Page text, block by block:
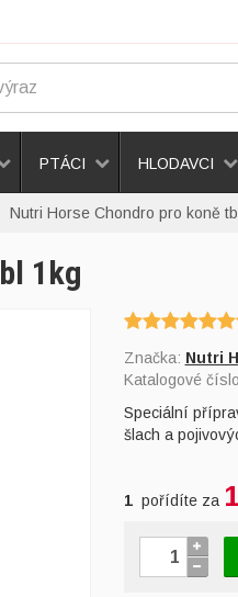
Nutri Horse Chondro pro koně
1kg
Značka: Nutri
Katalogové
Speciální
šlach a
1 pořídíte za
PTÁCI HLODAVCI